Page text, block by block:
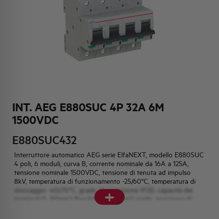
INT. AEG E880SUC 4P 32A 6M
1500VDC
E880SUC432
Interruttore automatico AEG serie ElfaNEXT, modello E880SUC
4 poli, 6 moduli, curva B, corrente nominale da 16A a 125A,
tensione nominale 1500VDC, tensione di tenuta ad impulso
8kV, temperatura di funzionamento -25/60°C, temperatura di
stoccaggio -40/70°C, grado di protezione IP20, capacità dei
terminali 0...50mm2 flessibile, 0...70mm2 rigido, posizione di
+
ATTIVITÀ E MERCATI